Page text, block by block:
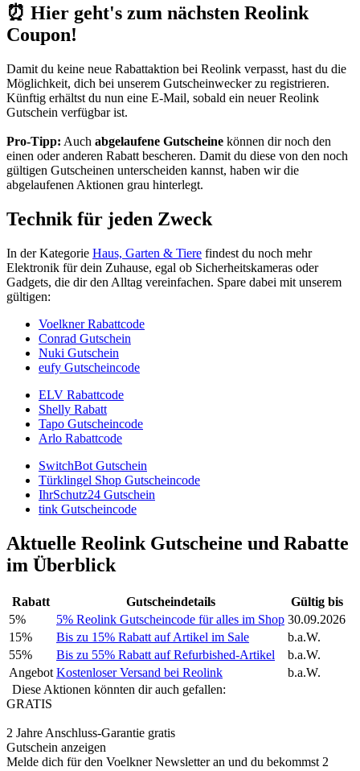
⏰ Hier geht's zum nächsten Reolink
Coupon!
Damit du keine neue Rabattaktion bei Reolink verpasst, hast du die
Möglichkeit, dich bei unserem Gutscheinweckerzu registrieren.
Künftig erhältst du nun eine E-Mail, sobald ein neuer Reolink
Gutschein verfügbar ist.
Pro-Tipp: Auch abgelaufene Gutscheine können dir noch den
einen oder anderen Rabatt bescheren. Damit du diese von den noch
gültigen Gutscheinen unterscheiden kannst, haben wir die
abgelaufenen Aktionen grau hinterlegt.
Technik für jeden Zweck
In der Kategorie Haus, Garten & Tiere findest du noch mehr
Elektronik für dein Zuhause, egal ob Sicherheitskameras oder
Gadgets, die dir den Alltag vereinfachen. Spare dabei mit unserem
gültigen:
Voelkner Rabattcode
Conrad Gutschein
Nuki Gutschein
eufy Gutscheincode
ELV Rabattcode
Shelly Rabatt
Tapo Gutscheincode
Arlo Rabattcode
SwitchBot Gutschein
Türklingel Shop Gutscheincode
IhrSchutz24 Gutschein
tink Gutscheincode
Aktuelle Reolink Gutscheine und Rabatte
im Überblick
Rabatt Gutscheindetails
Gültig bis
5%
5% Reolink Gutscheincode für alles im Shop 30.09.2026
15%
Bis zu 15% Rabatt auf Artikel im Sale
b.a.W.
55%
Bis zu 55% Rabatt auf Refurbished-Artikel
b.a.W.
Angebot Kostenloser Versand bei Reolink
b.a.W.
Diese Aktionen könnten dir auch gefallen:
GRATIS
2 Jahre Anschluss-Garantie gratis
Gutschein anzeigen
Melde dich für den Voelkner Newsletter an und du bekommst 2